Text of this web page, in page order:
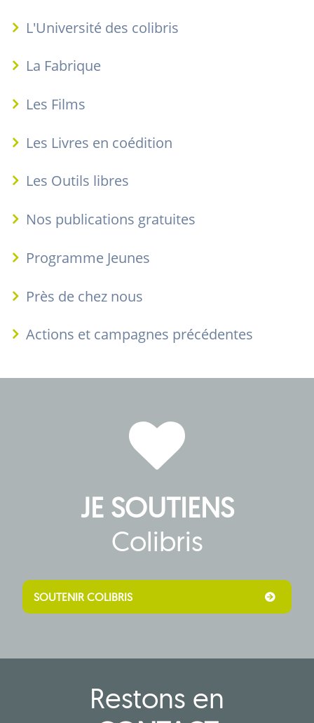
L'Université des colibris
La Fabrique
Les Films
Les Livres en coédition
Les Outils libres
Nos publications gratuites
Programme Jeunes
Près de chez nous
Actions et campagnes précédentes
JE SOUTIENS
Colibris
SOUTENIR COLIBRIS
Restons en